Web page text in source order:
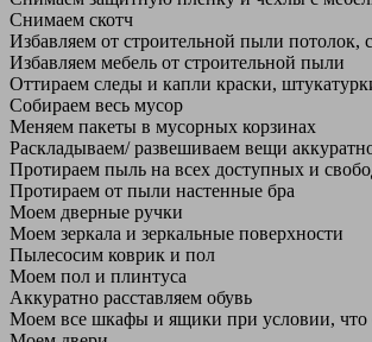
Снимаем скотч
Избавляем от строительной пыли потолок,
Избавляем мебель от строительной пыли
Оттираем следы и капли краски,
Собираем весь мусор
Меняем пакеты в мусорных корзинах
Раскладываем/ развешиваем вещи
Протираем пыль на всех доступных и
Протираем от пыли настенные бра
Моем дверные ручки
Моем зеркала и зеркальные поверхности
Пылесосим коврик и пол
Моем пол и плинтуса
Аккуратно расставляем обувь
Моем все шкафы и ящики при условии, что